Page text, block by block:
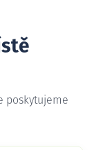
poskytujeme